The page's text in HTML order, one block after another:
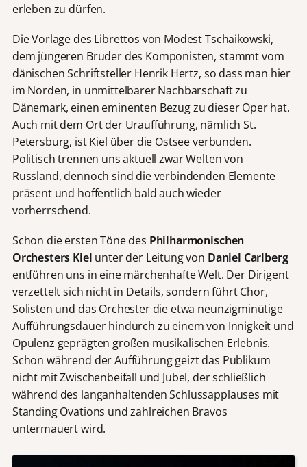
erleben zu dürfen.
Die Vorlage des Librettos von Modest Tschaikowski,
dem jüngeren Bruder des Komponisten, stammt vom
dänischen Schriftsteller Henrik Hertz, so dass man hier
im Norden, in unmittelbarer Nachbarschaft zu
Dänemark, einen eminenten Bezug zu dieser Oper hat.
Auch mit dem Ort der Uraufführung, nämlich St.
Petersburg, ist Kiel über die Ostsee verbunden.
Politisch trennen uns aktuell zwar Welten von
Russland, dennoch sind die verbindenden Elemente
präsent und hoffentlich bald auch wieder
vorherrschend.
Schon die ersten Töne des Philharmonischen
Orchesters Kiel unter der Leitung von Daniel Carlberg
entführen uns in eine märchenhafte Welt. Der Dirigent
verzettelt sich nicht in Details, sondern führt Chor,
Solisten und das Orchester die etwa neunzigminütige
Aufführungsdauer hindurch zu einem von Innigkeit und
Opulenz geprägten großen musikalischen Erlebnis.
Schon während der Aufführung geizt das Publikum
nicht mit Zwischenbeifall und Jubel, der schließlich
während des langanhaltenden Schlussapplauses mit
Standing Ovations und zahlreichen Bravos
untermauert wird.